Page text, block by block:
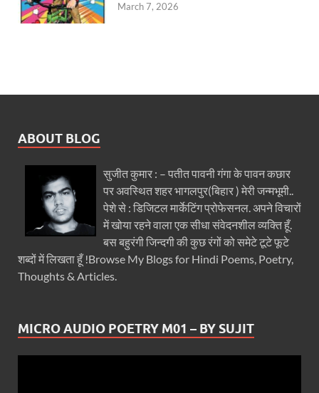
March 7, 2026
ABOUT BLOG
सुजीत कुमार : – पतीत पावनी गंगा के पावन कछार
पर अवस्थित शहर भागलपुर(बिहार ) मेरी जन्मभूमी..
पेशे से : डिजिटल मार्केटिंग प्रोफेसनल. अपने विचारों
में खोया रहने वाला एक सीधा संवेदनशील व्यक्ति हूँ.
बस बहुरंगी जिन्दगी की कुछ रंगों को समेटे टूटे फूटे
शब्दों में लिखता हूँ !Browse My Blogs for Hindi Poems, Poetry,
Thoughts & Articles.
MICRO AUDIO POETRY M01 – BY SUJIT